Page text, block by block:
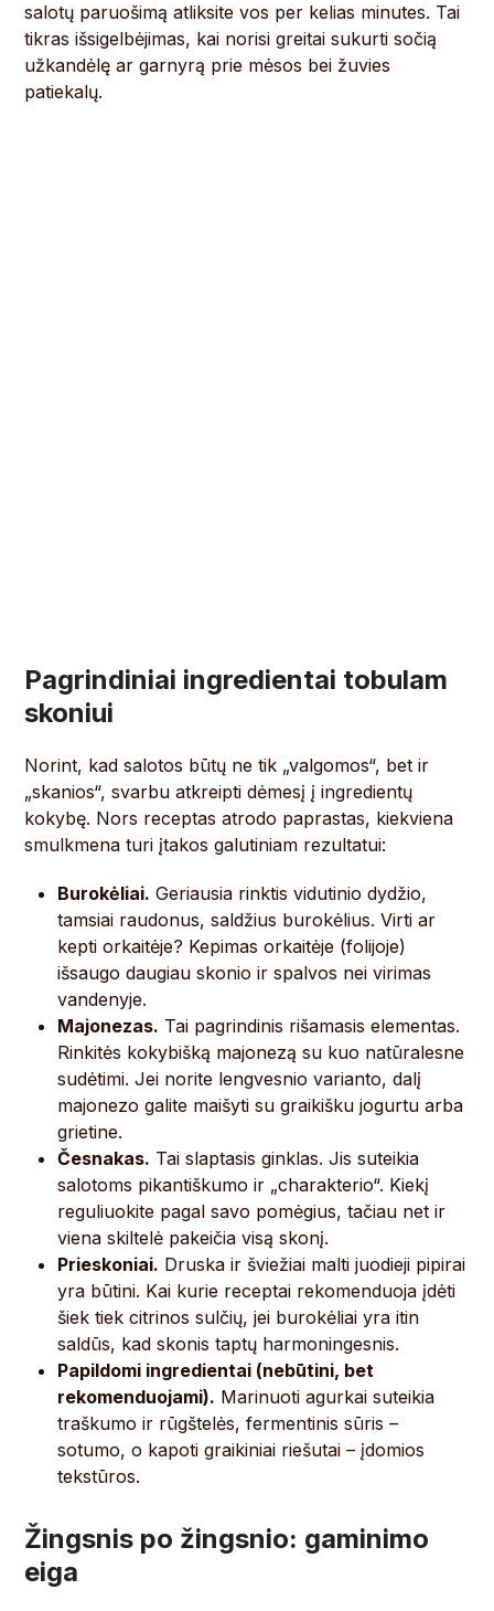
salotų paruošimą atliksite vos per kelias minutes. Tai
tikras išsigelbėjimas, kai norisi greitai sukurti sočią
užkandėlę ar garnyrą prie mėsos bei žuvies
patiekalų.
Pagrindiniai ingredientai tobulam
skoniui
Norint, kad salotos būtų ne tik „valgomos“, bet ir
„skanios“, svarbu atkreipti dėmesį į ingredientų
kokybę. Nors receptas atrodo paprastas, kiekviena
smulkmena turi įtakos galutiniam rezultatui:
Burokėliai. Geriausia rinktis vidutinio dydžio,
tamsiai raudonus, saldžius burokėlius. Virti ar
kepti orkaitėje? Kepimas orkaitėje (folijoje)
išsaugo daugiau skonio ir spalvos nei virimas
vandenyje.
Majonezas. Tai pagrindinis rišamasis elementas.
Rinkitės kokybišką majonezą su kuo natūralesne
sudėtimi. Jei norite lengvesnio varianto, dalį
majonezo galite maišyti su graikišku jogurtu arba
grietine.
Česnakas. Tai slaptasis ginklas. Jis suteikia
salotoms pikantiškumo ir „charakterio“. Kiekį
reguliuokite pagal savo pomėgius, tačiau net ir
viena skiltelė pakeičia visą skonį.
Prieskoniai. Druska ir šviežiai malti juodieji pipirai
yra būtini. Kai kurie receptai rekomenduoja įdėti
šiek tiek citrinos sulčių, jei burokėliai yra itin
saldūs, kad skonis taptų harmoningesnis.
Papildomi ingredientai (nebūtini, bet
rekomenduojami). Marinuoti agurkai suteikia
traškumo ir rūgštelės, fermentinis sūris –
sotumo, o kapoti graikiniai riešutai – įdomios
tekstūros.
Žingsnis po žingsnio: gaminimo
eiga